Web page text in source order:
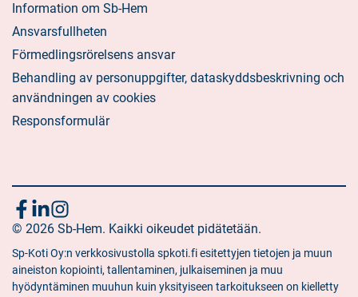
Information om Sb-Hem
Ansvarsfullheten
Förmedlingsrörelsens ansvar
Behandling av personuppgifter, dataskyddsbeskrivning och
användningen av cookies
Responsformulär
Följ
oss
Sociala
media:
facebook
Sociala
media:
linkedin
Sociala
media:
instagram
© 2026 Sb-Hem. Kaikki oikeudet pidätetään.
Sp-Koti Oy:n verkkosivustolla spkoti.fi esitettyjen tietojen ja muun
aineiston kopiointi, tallentaminen, julkaiseminen ja muu
hyödyntäminen muuhun kuin yksityiseen tarkoitukseen on kielletty